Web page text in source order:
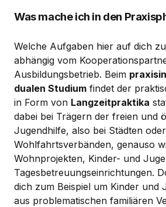
Was mache ich in den
Welche Aufgaben hier auf dich
abhängig vom
Ausbildungsbetrieb. Beim
dualen Studium findet der
in Form von Langzeitpraktika
dabei bei Trägern der freien und
Jugendhilfe, also bei Städten oder
Wohlfahrtsverbänden, genauso
Wohnprojekten, Kinder- und
Tagesbetreuungseinrichtungen.
dich zum Beispiel um Kinder und
aus problematischen familiären